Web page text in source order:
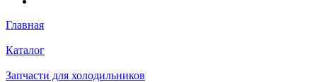
Главная
Каталог
Запчасти для холодильников